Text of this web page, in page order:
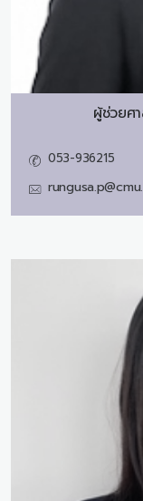
ผู้ช่วยศ
053-936215